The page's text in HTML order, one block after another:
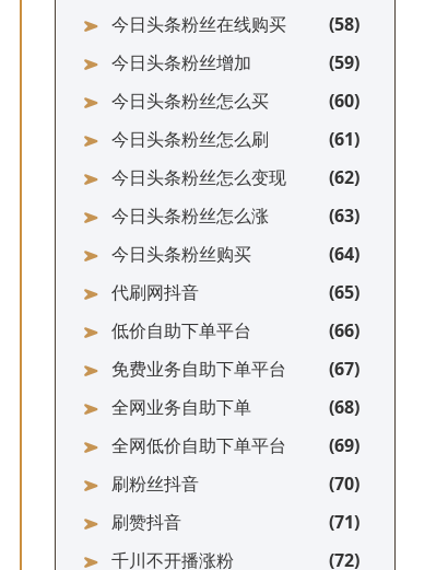
今日头条粉丝在线购买
今日头条粉丝增加
今日头条粉丝怎么买
今日头条粉丝怎么刷
今日头条粉丝怎么变现
今日头条粉丝怎么涨
今日头条粉丝购买
代刷网抖音
低价自助下单平台
免费业务自助下单平台
全网业务自助下单
全网低价自助下单平台
刷粉丝抖音
刷赞抖音
千川不开播涨粉